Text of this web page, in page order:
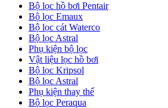
Bộ lọc hồ bơi Pentair
Bộ lọc Emaux
Bộ lọc cát Waterco
Bộ lọc Astral
Phụ kiện bộ lọc
Vật liệu lọc hồ bơi
Bộ lọc Kripsol
Bộ lọc Astral
Phụ kiện thay thế
Bộ lọc Peraqua